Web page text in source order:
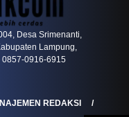
Desa Srimenanti,
Lampung,
0857-0916-6915
REDAKSI